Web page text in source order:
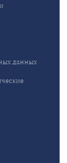
данных